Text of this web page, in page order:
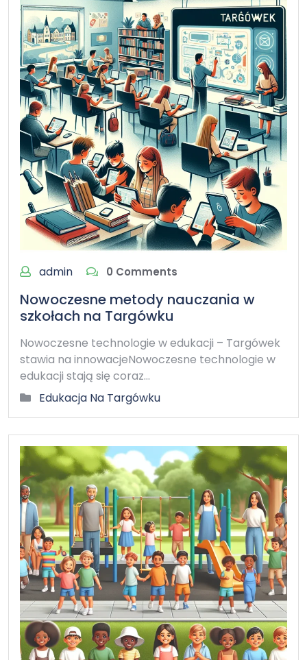
admin 0 Comments
Nowoczesne metody nauczania w
szkołach na Targówku
Nowoczesne technologie w edukacji – Targówek
stawia na innowacjeNowoczesne technologie w
edukacji stają się coraz…
Edukacja Na Targówku